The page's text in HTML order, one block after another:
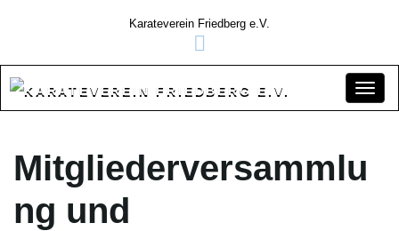
Karateverein Friedberg e.V.
Mitgliederversammlu
ng und